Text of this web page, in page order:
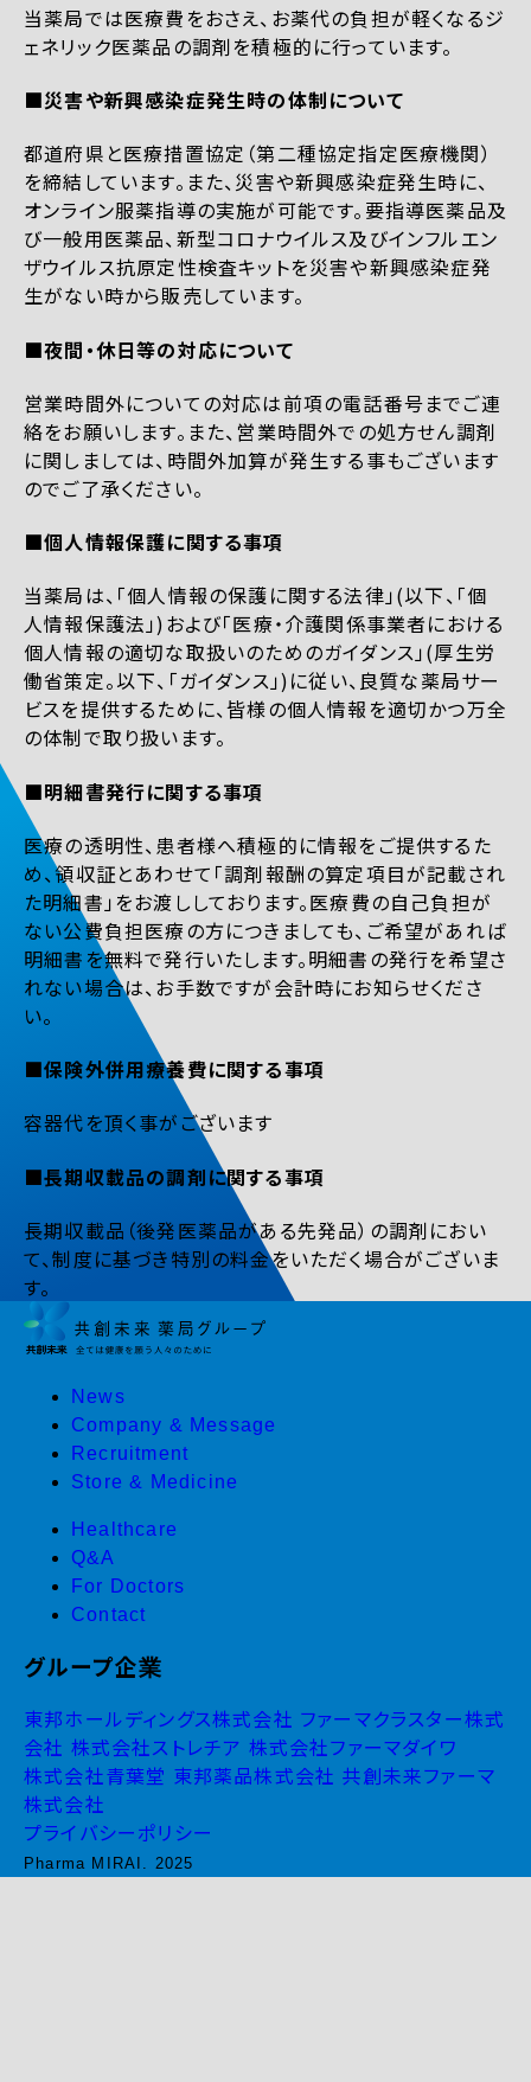
当薬局では医療費をおさえ、お薬代の負担が軽くなるジ
ェネリック医薬品の調剤を積極的に行っています。
■災害や新興感染症発生時の体制について
都道府県と医療措置協定（第二種協定指定医療機関）
を締結しています。また、災害や新興感染症発生時に、
オンライン服薬指導の実施が可能です。要指導医薬品及
び一般用医薬品、新型コロナウイルス及びインフルエン
ザウイルス抗原定性検査キットを災害や新興感染症発
生がない時から販売しています。
■夜間・休日等の対応について
営業時間外についての対応は前項の電話番号までご連
絡をお願いします。また、営業時間外での処方せん調剤
に関しましては、時間外加算が発生する事もございます
のでご了承ください。
■個人情報保護に関する事項
当薬局は、「個人情報の保護に関する法律」(以下、「個
人情報保護法」)および「医療・介護関係事業者における
個人情報の適切な取扱いのためのガイダンス」(厚生労
働省策定。以下、「ガイダンス」)に従い、良質な薬局サー
ビスを提供するために、皆様の個人情報を適切かつ万全
の体制で取り扱います。
■明細書発行に関する事項
医療の透明性、患者様へ積極的に情報をご提供するた
め、領収証とあわせて「調剤報酬の算定項目が記載され
た明細書」をお渡ししております。医療費の自己負担が
ない公費負担医療の方につきましても、ご希望があれば
明細書を無料で発行いたします。明細書の発行を希望さ
れない場合は、お手数ですが会計時にお知らせくださ
い。
■保険外併用療養費に関する事項
容器代を頂く事がございます
■長期収載品の調剤に関する事項
長期収載品（後発医薬品がある先発品）の調剤におい
て、制度に基づき特別の料金をいただく場合がございま
す。
News
Company & Message
Recruitment
Store & Medicine
Healthcare
Q&A
For Doctors
Contact
グループ企業
東邦ホールディングス株式会社 ファーマクラスター株式
会社 株式会社ストレチア 株式会社ファーマダイワ
株式会社青葉堂 東邦薬品株式会社 共創未来ファーマ
株式会社
プライバシーポリシー
Pharma MIRAI. 2025